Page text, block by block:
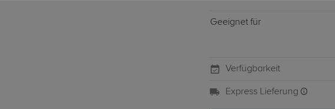
Geeignet für
Verfügbarkeit
Express Lieferung